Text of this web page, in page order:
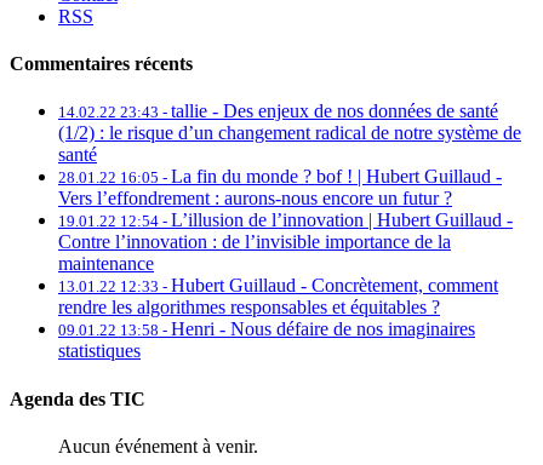
RSS
Commentaires récents
14.02.22 23:43 - tallie - Des enjeux de nos données de santé
(1/2) : le risque d’un changement radical de notre système de
santé
28.01.22 16:05 - La fin du monde ? bof ! | Hubert Guillaud -
Vers l’effondrement : aurons-nous encore un futur ?
19.01.22 12:54 - L’illusion de l’innovation | Hubert Guillaud -
Contre l’innovation : de l’invisible importance de la
maintenance
13.01.22 12:33 - Hubert Guillaud - Concrètement, comment
rendre les algorithmes responsables et équitables ?
09.01.22 13:58 - Henri - Nous défaire de nos imaginaires
statistiques
Agenda des TIC
Aucun événement à venir.